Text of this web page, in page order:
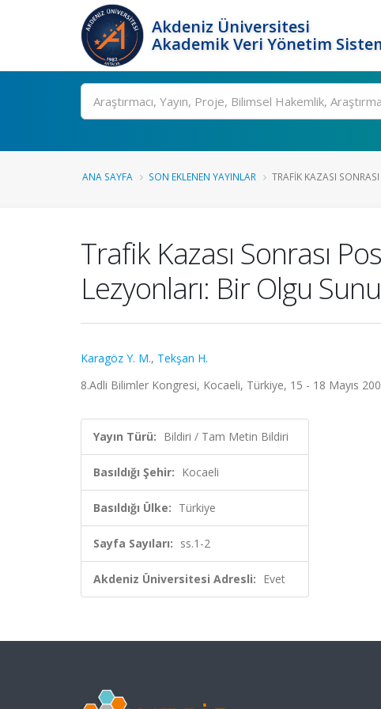
Akdeniz Üniversitesi
Akademik Veri Yönetim
Ara
ANA SAYFA SON EKLENEN YAYINLAR TRAFIK KAZASI
Trafik Kazası Sonrası
Lezyonları: Bir Olgu
Karagöz Y. M., Tekşan H.
8.Adli Bilimler Kongresi, Kocaeli, Türkiye, 15 - 18 Mayıs
Yayın Türü: Bildiri / Tam Metin Bildiri
Basıldığı Şehir: Kocaeli
Basıldığı Ülke: Türkiye
Sayfa Sayıları: ss.1-2
Akdeniz Üniversitesi Adresli: Evet